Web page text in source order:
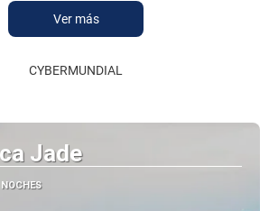
Ver más
CYBERMUNDIAL
Jade